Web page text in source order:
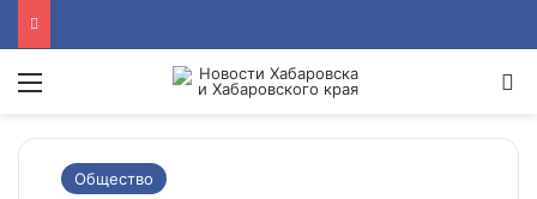
Menu
Общество